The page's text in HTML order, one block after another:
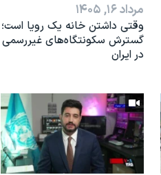
مرداد ۱۶, ۱۴۰۵
وقتی داشتن خانه یک رویا است؛
گسترش سکونتگاه‌های غیررسمی
در ایران